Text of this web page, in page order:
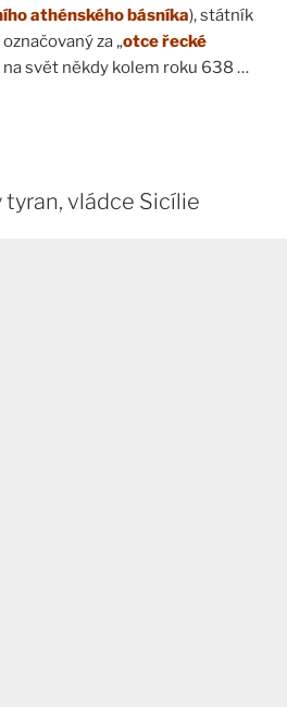
athénského básníka), státník
za „otce řecké
na svět někdy kolem roku 638 …
tyran, vládce Sicílie